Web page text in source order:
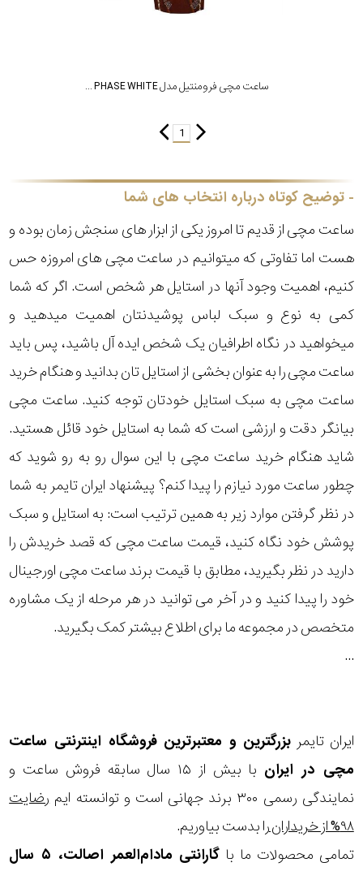
ساعت مچی فرومنتیل مدل MOON PHASE WHITE
1
توضیح کوتاه درباره انتخاب های شما
ساعت مچی از قدیم تا امروز یکی از ابزار های سنجش زمان بوده و
هست اما تفاوتی که میتوانیم در ساعت مچی های امروزه حس
کنیم، اهمیت وجود آنها در استایل هر شخص است. اگر که شما
کمی به نوع و سبک لباس پوشیدنتان اهمیت میدهید و
میخواهید در نگاه اطرافیان یک شخص ایده آل باشید، پس باید
ساعت مچی را به عنوان بخشی از استایل تان بدانید و هنگام خرید
ساعت مچی به سبک استایل خودتان توجه کنید. ساعت مچی
بیانگر دقت و ارزشی است که شما به استایل خود قائل هستید.
شاید هنگام خرید ساعت مچی با این سوال رو به رو شوید که
چطور ساعت مورد نیازم را پیدا کنم؟ پیشنهاد ایران تایمر به شما
در نظر گرفتن موارد زیر به همین ترتیب است: به استایل و سبک
پوشش خود نگاه کنید، قیمت ساعت مچی که قصد خریدش را
دارید در نظر بگیرید، مطابق با قیمت برند ساعت مچی اورجینال
خود را پیدا کنید و در آخر می توانید در هر مرحله از یک مشاوره
متخصص در مجموعه ما برای اطلاع بیشتر کمک بگیرید.
...
ایران تایمر بزرگترین و معتبرترین فروشگاه اینترنتی ساعت
مچی در ایران
با بیش از ۱۵ سال سابقه فروش ساعت و
نمایندگی رسمی ۳۰۰ برند جهانی است و توانسته ایم
رضایت
۹۸% از خریداران
را بدست بیاوریم.
تمامی محصولات ما با
گارانتی مادام‌العمر اصالت، ۵ سال